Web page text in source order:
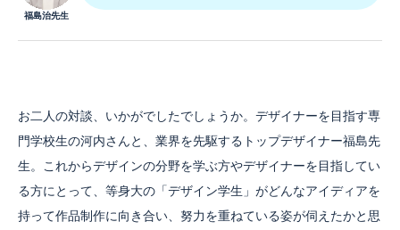
福島治先生
お二人の対談、いかがでしたでしょうか。デザイナーを目指す専
門学校生の河内さんと、業界を先駆するトップデザイナー福島先
生。これからデザインの分野を学ぶ方やデザイナーを目指してい
る方にとって、等身大の「デザイン学生」がどんなアイディアを
持って作品制作に向き合い、努力を重ねている姿が伺えたかと思